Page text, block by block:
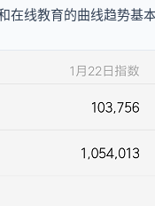
在线教育的曲线趋势基本